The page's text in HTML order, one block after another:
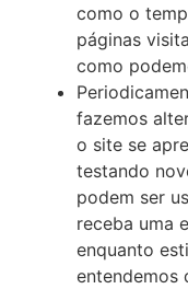
como o
páginas
como
fazemos
o site se
testando
podem ser
receba uma
enquanto
entendemos